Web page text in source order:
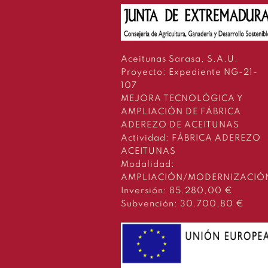
Aceitunas Sarasa, S.A.U.
Proyecto: Expediente NG-21-
107
MEJORA TECNOLÓGICA Y
AMPLIACIÓN DE FÁBRICA
ADEREZO DE ACEITUNAS
Actividad: FÁBRICA ADEREZO
ACEITUNAS
Modalidad:
AMPLIACIÓN/
Inversión: 85.280,00 €
Subvención: 30.700,80 €